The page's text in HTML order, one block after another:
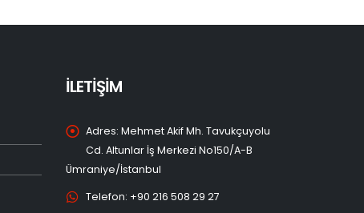
İLETİŞİM
Adres: Mehmet Akif Mh. Tavukçuyolu
Cd. Altunlar İş Merkezi No150/A-B
Ümraniye/İstanbul
Telefon: +90 216 508 29 27